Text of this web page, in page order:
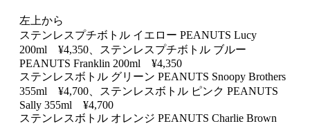
左上から
ステンレスプチボトル イエロー PEANUTS Lucy
200ml ¥4,350、ステンレスプチボトル ブルー
PEANUTS Franklin 200ml ¥4,350
ステンレスボトル グリーン PEANUTS Snoopy Brothers
355ml ¥4,700、ステンレスボトル ピンク PEANUTS
Sally 355ml ¥4,700
ステンレスボトル オレンジ PEANUTS Charlie Brown